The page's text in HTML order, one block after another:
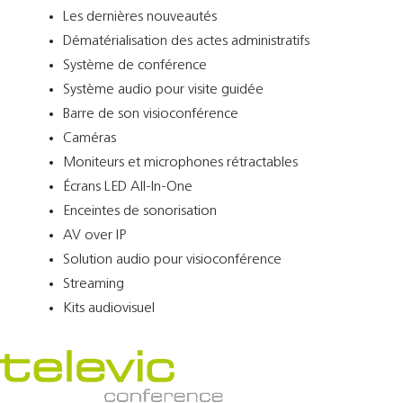
Les dernières nouveautés
Dématérialisation des actes administratifs
Système de conférence
Système audio pour visite guidée
Barre de son visioconférence
Caméras
Moniteurs et microphones rétractables
Écrans LED All-In-One
Enceintes de sonorisation
AV over IP
Solution audio pour visioconférence
Streaming
Kits audiovisuel